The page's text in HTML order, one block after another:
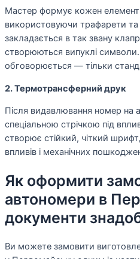
Мастер формує кожен
використовуючи трафарети
закладається в так звану
створюються випуклі символи.
обговорюється — тільки
2. Термотрансферний друк
Після видавлювання номер на
спеціальною стрічкою під
створює стійкий, чіткий
впливів і механічних
Як оформити
автономери в
документи
Ви можете замовити